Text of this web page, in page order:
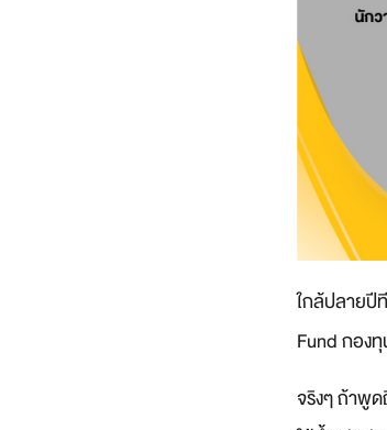
ใกล้ปลายปี
Fund กอง
จริงๆ ถ้าพู